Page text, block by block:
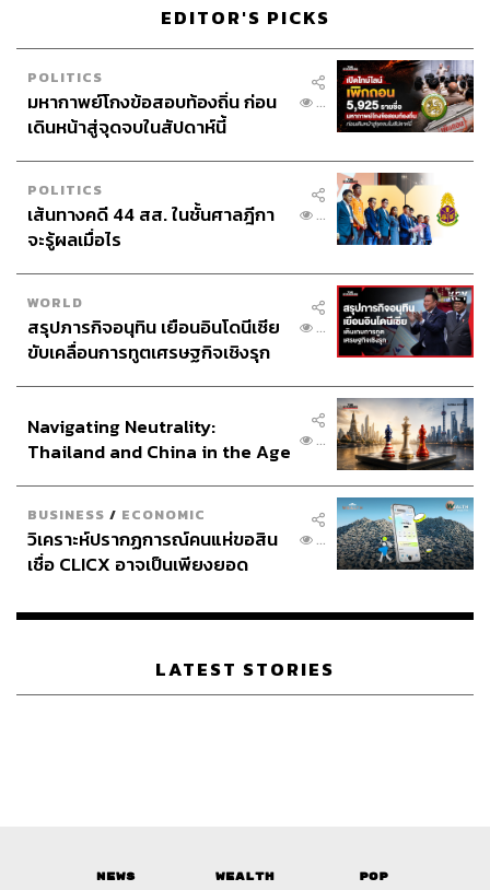
ในยุคที่ AI เข้ามามีบทบาทอย่างหลีกเลี่ยงไม่ได้
ตลาดแรงงานของไทยกำลังเผชิญกับความเปลี่ยนแปลงที่
รวดเร็ว
ความต้องการแรงงานที่เคยมีในอดีตกำลังเปลี่ยน
ทักษะที่เคยเพียงพอก็อาจไม่ตอบโจทย์อีกต่อไป
และไทยยังขาดอะไรในการแข่งขันกับโลกที่เปลี่ยนไปอย่าง
เมื่อธุรกิจในยุคนี้ต้องการทักษะใหม่ๆ
ในขณะที่เรากำลังเข้าสู่ยุคที่เทคโนโลยีมีบทบาทสำคัญที่สุด
EDITOR'S PICKS
POLITICS
มหากาพย์โกงข้อสอบท้องถิ่น ก่อน
เดินหน้าสู่จุดจบในสัปดาห์นี้
...
POLITICS
เส้นทางคดี 44 สส. ในชั้นศาลฎีกา
จะรู้ผลเมื่อไร
...
WORLD
สรุปภารกิจอนุทิน เยือนอินโดนีเซีย
ขับเคลื่อนการทูตเศรษฐกิจเชิงรุก
...
Navigating Neutrality:
Thailand and China in the Age
...
BUSINESS / ECONOMIC
วิเคราะห์ปรากฏการณ์คนแห่ขอสิน
เชื่อ CLICX อาจเป็นเพียงยอด
เรือนไทยที่ถูกซุกไว้
...
LATEST STORIES
News Wealth Pop